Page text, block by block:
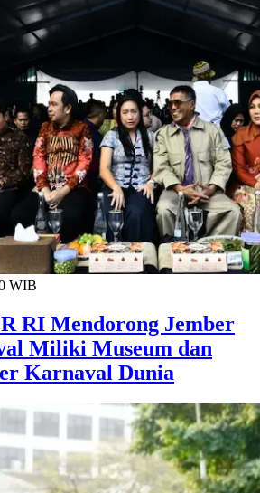
WIB
RI Mendorong Jember
Miliki Museum dan
Karnaval Dunia